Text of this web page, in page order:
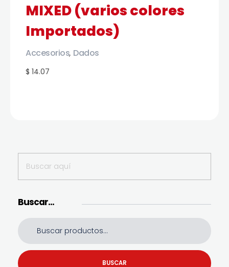
MIXED (varios colores
Importados)
$ 14.07
Accesorios, Dados
Buscar…
BUSCAR